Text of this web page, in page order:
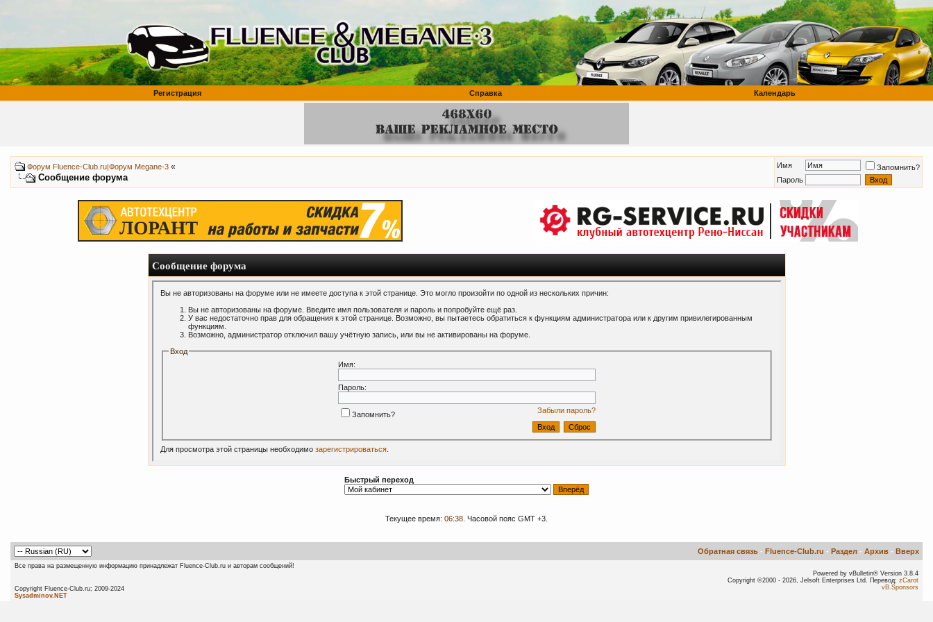
Регистрация Справка Календарь
Форум Fluence-Club.ru|Форум Megane-3 «
Сообщение форума
Имя
Запомнить?
Пароль
Сообщение форума
Вы не авторизованы на форуме или не имеете доступа к этой странице. Это могло произойти по одной из нескольких причин:
Вы не авторизованы на форуме. Введите имя пользователя и пароль и попробуйте ещё раз.
У вас недостаточно прав для обращения к этой странице. Возможно, вы пытаетесь обратиться к функциям администратора или к другим привилегированным
функциям.
Возможно, администратор отключил вашу учётную запись, или вы не активированы на форуме.
Вход
Имя:
Пароль:
Забыли пароль?
Запомнить?
Для просмотра этой страницы необходимо зарегистрироваться.
Быстрый переход
Текущее время: 06:38 . Часовой пояс GMT +3.
Обратная связь - Fluence-Club.ru - Раздел - Архив - Вверх
Все права на размещенную информацию принадлежат Fluence-Club.ru и авторам сообщений!
Copyright Fluence-Club.ru; 2009-2024
Sysadminov.NET
Powered by vBulletin® Version 3.8.4
Copyright ©2000 - 2026, Jelsoft Enterprises Ltd. Перевод: zCarot
vB.Sponsors